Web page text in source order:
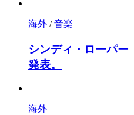
海外 /音楽
シンディ・ローパー
発表。
海外